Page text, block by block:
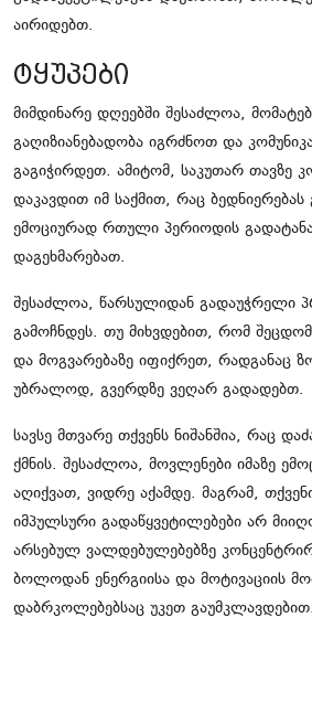
აირიდებთ.
ტყუპები
მიმდინარე დღეებში შესაძლოა,
გაღიზიანებადობა იგრძნოთ და
გაგიჭირდეთ. ამიტომ, საკუთარ თავზე
დაკავდით იმ საქმით, რაც ბედნიერებას
ემოციურად რთული პერიოდის
დაგეხმარებათ.
შესაძლოა, წარსულიდან გადაუჭრელი
გამოჩნდეს. თუ მიხვდებით, რომ
და მოგვარებაზე იფიქრეთ, რადგანაც
უბრალოდ, გვერდზე ვეღარ გადადებთ.
სავსე მთვარე თქვენს ნიშანშია, რაც
ქმნის. შესაძლოა, მოვლენები იმაზე
აღიქვათ, ვიდრე აქამდე. მაგრამ,
იმპულსური გადაწყვეტილებები არ
არსებულ ვალდებულებებზე
ბოლოდან ენერგიისა და მოტივაციის
დაბრკოლებებსაც უკეთ გაუმკლავდებით.